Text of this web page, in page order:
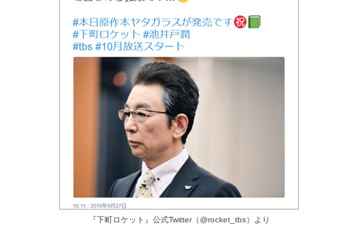
『下町ロケット』公式Twitter（@rocket_tbs）より